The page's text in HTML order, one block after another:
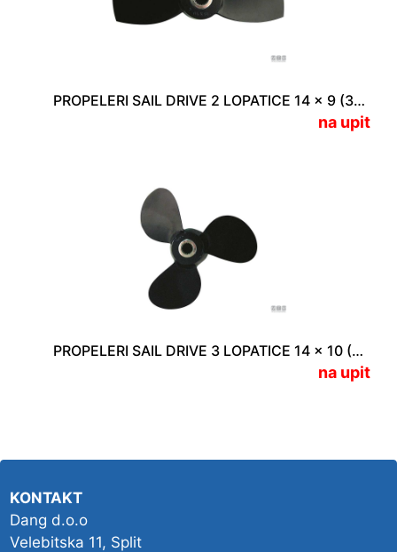
PROPELERI SAIL DRIVE 2 LOPATICE 14 x 9 (356 x 229 mm)
na upit
PROPELERI SAIL DRIVE 3 LOPATICE 14 x 10 (356 x 254 mm)
na upit
KONTAKT
Dang d.o.o
Velebitska 11, Split